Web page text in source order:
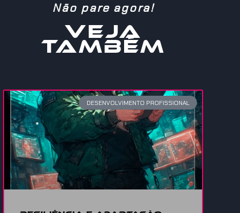
Não pare agora!
VEJA
TAMBÉM
DESENVOLVIMENTO PROFISSIONAL